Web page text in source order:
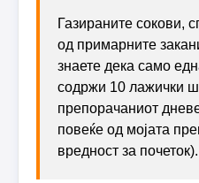
Газираните сокови,
од примарните
знаете дека само
содржи 10 лажички
препорачаниот
повеќе од мојата
вредност за почеток).